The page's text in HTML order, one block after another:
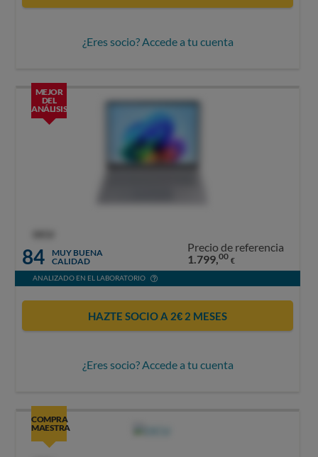
¿Eres socio? Accede a tu cuenta
MEJOR
DEL
ANÁLISIS
84
MUY BUENA
CALIDAD
Precio de referencia
1.799,00 €
ANALIZADO EN EL LABORATORIO
HAZTE SOCIO A 2€ 2 MESES
¿Eres socio? Accede a tu cuenta
COMPRA
MAESTRA